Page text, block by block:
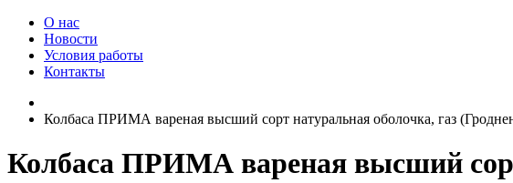
О нас
Новости
Условия работы
Контакты
Колбаса ПРИМА вареная высший сорт натуральная оболочка, газ
Колбаса ПРИМА вареная высший